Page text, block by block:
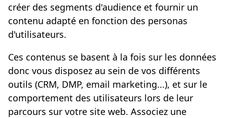
créer des segments d'audience et fournir un
contenu adapté en fonction des personas
d'utilisateurs.
Ces contenus se basent à la fois sur les données
donc vous disposez au sein de vos différents
outils (CRM, DMP, email marketing...), et sur le
comportement des utilisateurs lors de leur
parcours sur votre site web. Associez une